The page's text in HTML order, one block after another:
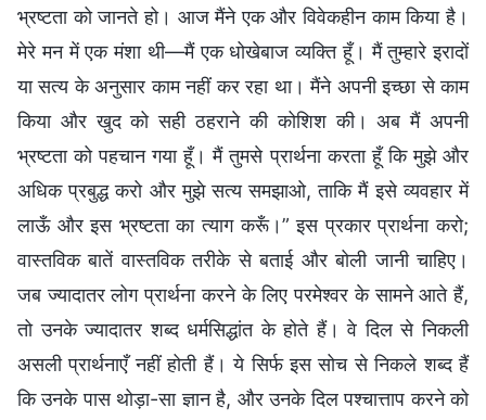
भ्रष्टता को जानते हो। आज मैंने एक और विवेकहीन काम किया है।
मेरे मन में एक मंशा थी—मैं एक धोखेबाज व्यक्ति हूँ। मैं तुम्हारे इरादों
या सत्य के अनुसार काम नहीं कर रहा था। मैंने अपनी इच्छा से काम
किया और खुद को सही ठहराने की कोशिश की। अब मैं अपनी
भ्रष्टता को पहचान गया हूँ। मैं तुमसे प्रार्थना करता हूँ कि मुझे और
अधिक प्रबुद्ध करो और मुझे सत्य समझाओ, ताकि मैं इसे व्यवहार में
लाऊँ और इस भ्रष्टता का त्याग करूँ।” इस प्रकार प्रार्थना करो;
वास्तविक बातें वास्तविक तरीके से बताई और बोली जानी चाहिए।
जब ज्यादातर लोग प्रार्थना करने के लिए परमेश्वर के सामने आते हैं,
तो उनके ज्यादातर शब्द धर्मसिद्धांत के होते हैं। वे दिल से निकली
असली प्रार्थनाएँ नहीं होती हैं। ये सिर्फ इस सोच से निकले शब्द हैं
कि उनके पास थोड़ा-सा ज्ञान है, और उनके दिल पश्चात्ताप करने को